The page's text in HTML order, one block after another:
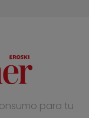
para tu